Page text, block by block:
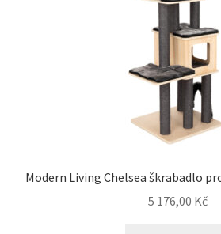
Modern Living Chelsea škrabadlo
5 176,00 Kč